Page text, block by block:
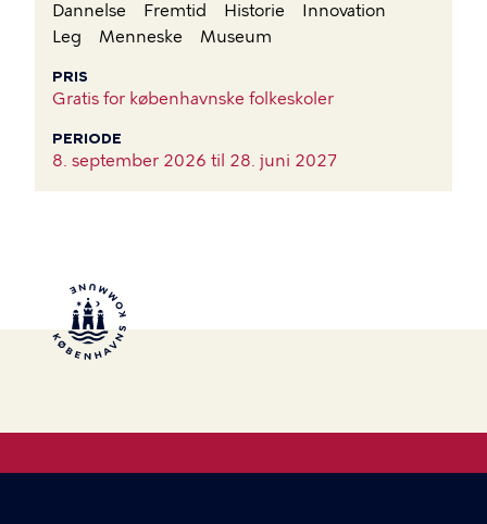
Dannelse Fremtid Historie
Innovation
Leg
Menneske Museum
PRIS
Gratis for københavnske folkeskoler
PERIODE
8. september 2026 til 28. juni 2027